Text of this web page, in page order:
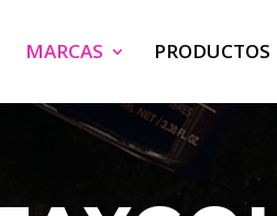
MARCAS PRODUCTOS